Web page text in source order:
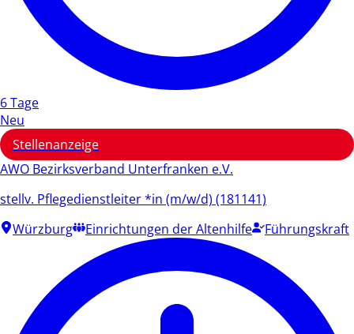
6 Tage
Neu
Stellenanzeige
AWO Bezirksverband Unterfranken e.V.
stellv. Pflegedienstleiter *in (m/w/d) (181141)
Würzburg
Einrichtungen der Altenhilfe Führungskraft